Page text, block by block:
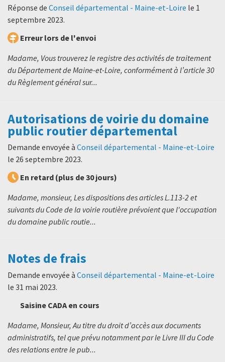
Réponse de Conseil départemental - Maine-et-Loire le 1
septembre 2023.
Erreur lors de l'envoi
Madame, Vous trouverez le registre des activités de traitement
du Département de Maine-et-Loire, conformément à l’article 30
du Règlement général sur...
Autorisations de voirie du domaine
public routier départemental
Demande envoyée à Conseil départemental - Maine-et-Loire
le 26 septembre 2023.
En retard (plus de 30 jours)
Madame, monsieur, Les dispositions des articles L.113-2 et
suivants du Code de la voirie routière prévoient que l'occupation
du domaine public routie...
Notes de frais
Demande envoyée à Conseil départemental - Maine-et-Loire
le 31 mai 2023.
Saisine CADA en cours
Madame, Monsieur, Au titre du droit d’accès aux documents
administratifs, tel que prévu notamment par le Livre III du Code
des relations entre le pub...